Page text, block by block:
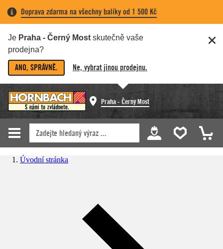
Doprava zdarma na všechny balíky od 1 500 Kč
Je Praha - Černý Most skutečně vaše
prodejna?
ANO, SPRÁVNĚ. Ne, vybrat jinou prodejnu.
Praha - Černý Most
Úvodní stránka